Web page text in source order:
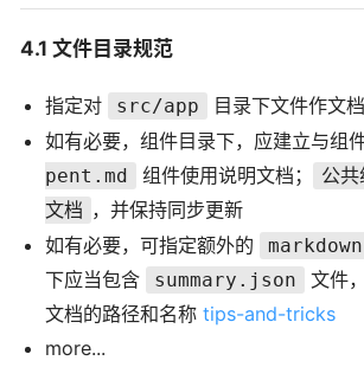
4.1 文件目录规范
指定对 src/app
目录下文件作文
如有必要，组件目录下，应建立与组
pent.md
组件使用说明文档；
公共
文档 ，并保持同步更新
如有必要，可指定额外的
markdown
下应当包含
summary.json
文件
文档的路径和名称tips-and-tricks
more...